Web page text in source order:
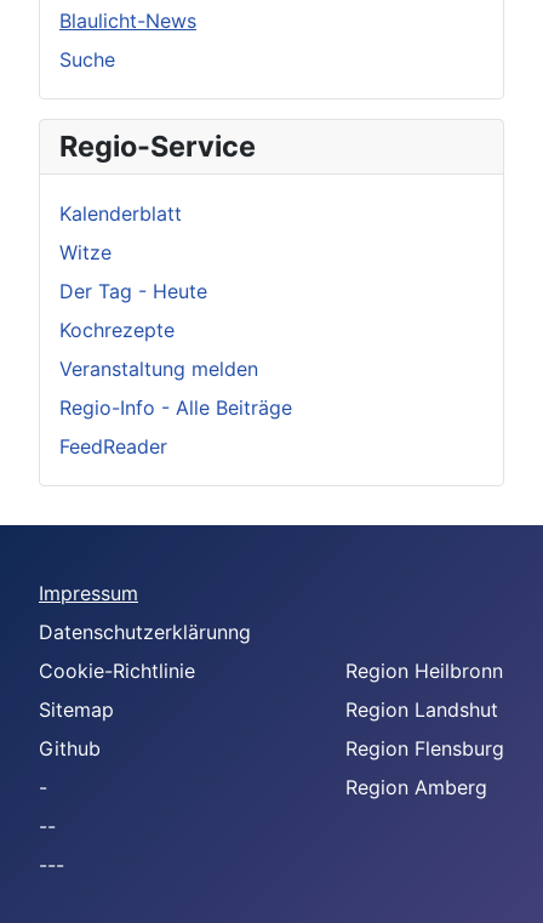
Blaulicht-News
Suche
Regio-Service
Kalenderblatt
Witze
Der Tag - Heute
Kochrezepte
Veranstaltung melden
Regio-Info - Alle Beiträge
FeedReader
Impressum
Datenschutzerklärunng
Cookie-Richtlinie
Sitemap
Github
-
--
---
Region Heilbronn
Region Landshut
Region Flensburg
Region Amberg